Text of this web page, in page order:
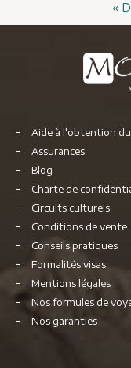
«
Aide à l'obtention
Assurances
Blog
Charte de
Circuits culturels
Conditions de vente
Conseils pratiques
Formalités visas
Mentions légales
Nos formules de
Nos garanties